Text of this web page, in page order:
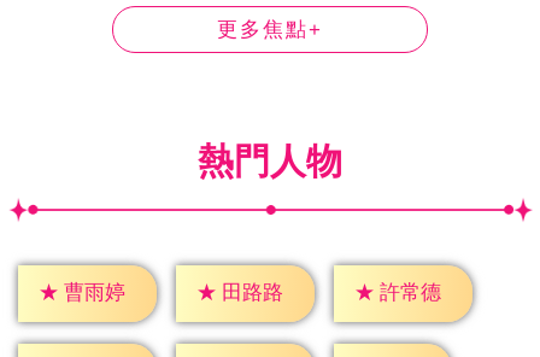
更多焦點+
熱門人物
★ 曹雨婷 ★ 田路路 ★ 許常德